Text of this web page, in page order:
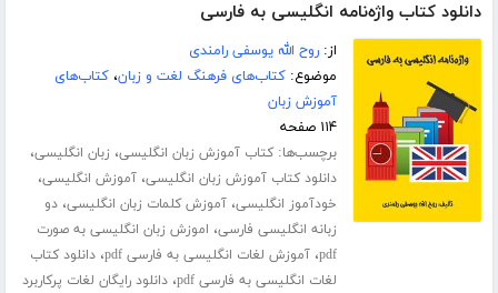
دانلود کتاب واژه‌نامه انگلیسی به فارسی
از:روح الله یوسفی رامندی
موضوع:کتاب‌های فرهنگ لغت و زبان،کتاب‌های
آموزش زبان
۱۱۴ صفحه
برچسب‌ها:کتاب آموزش زبان انگلیسی، زبان انگلیسی،
دانلود کتاب آموزش زبان انگلیسی،آموزش انگلیسی،
خودآموز انگلیسی،آموزش کلمات زبان انگلیسی،دو
زبانه انگلیسی فارسی، اموزش زبان انگلیسی به صورت
pdf،آموزش لغات انگلیسی به فارسی pdf ،دانلود کتاب
لغات انگلیسی به فارسی pdf
،دانلود رایگان لغات پرکاربرد